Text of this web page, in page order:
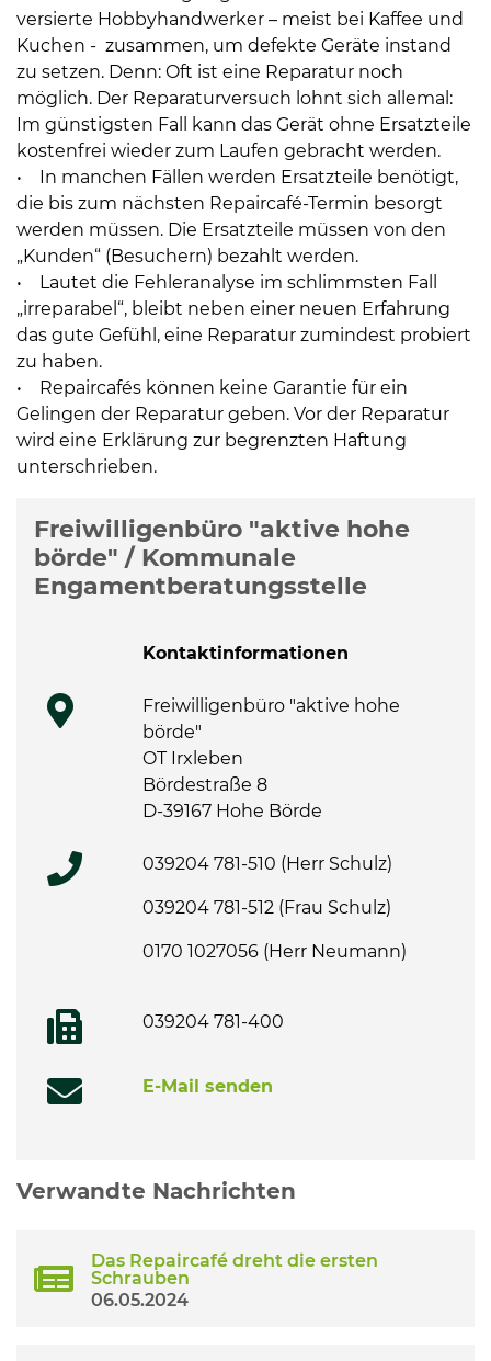
versierte Hobbyhandwerker – meist bei Kaffee und
Kuchen - zusammen, um defekte Geräte instand
zu setzen. Denn: Oft ist eine Reparatur noch
möglich. Der Reparaturversuch lohnt sich allemal:
Im günstigsten Fall kann das Gerät ohne Ersatzteile
kostenfrei wieder zum Laufen gebracht werden.
• In manchen Fällen werden Ersatzteile benötigt,
die bis zum nächsten Repaircafé-Termin besorgt
werden müssen. Die Ersatzteile müssen von den
„Kunden“ (Besuchern) bezahlt werden.
• Lautet die Fehleranalyse im schlimmsten Fall
„irreparabel“, bleibt neben einer neuen Erfahrung
das gute Gefühl, eine Reparatur zumindest probiert
zu haben.
• Repaircafés können keine Garantie für ein
Gelingen der Reparatur geben. Vor der Reparatur
wird eine Erklärung zur begrenzten Haftung
unterschrieben.
Weitere Informationen
Freiwilligenbüro "aktive hohe
börde" / Kommunale
Engamentberatungsstelle
Kontaktinformationen
Freiwilligenbüro "aktive hohe
börde"
OT Irxleben
Bördestraße 8
D-39167 Hohe Börde
039204 781-510 (Herr Schulz)
039204 781-512 (Frau Schulz)
0170 1027056 (Herr Neumann)
039204 781-400
E-Mail senden
Verwandte Nachrichten
Das Repaircafé dreht die ersten
Schrauben
06.05.2024